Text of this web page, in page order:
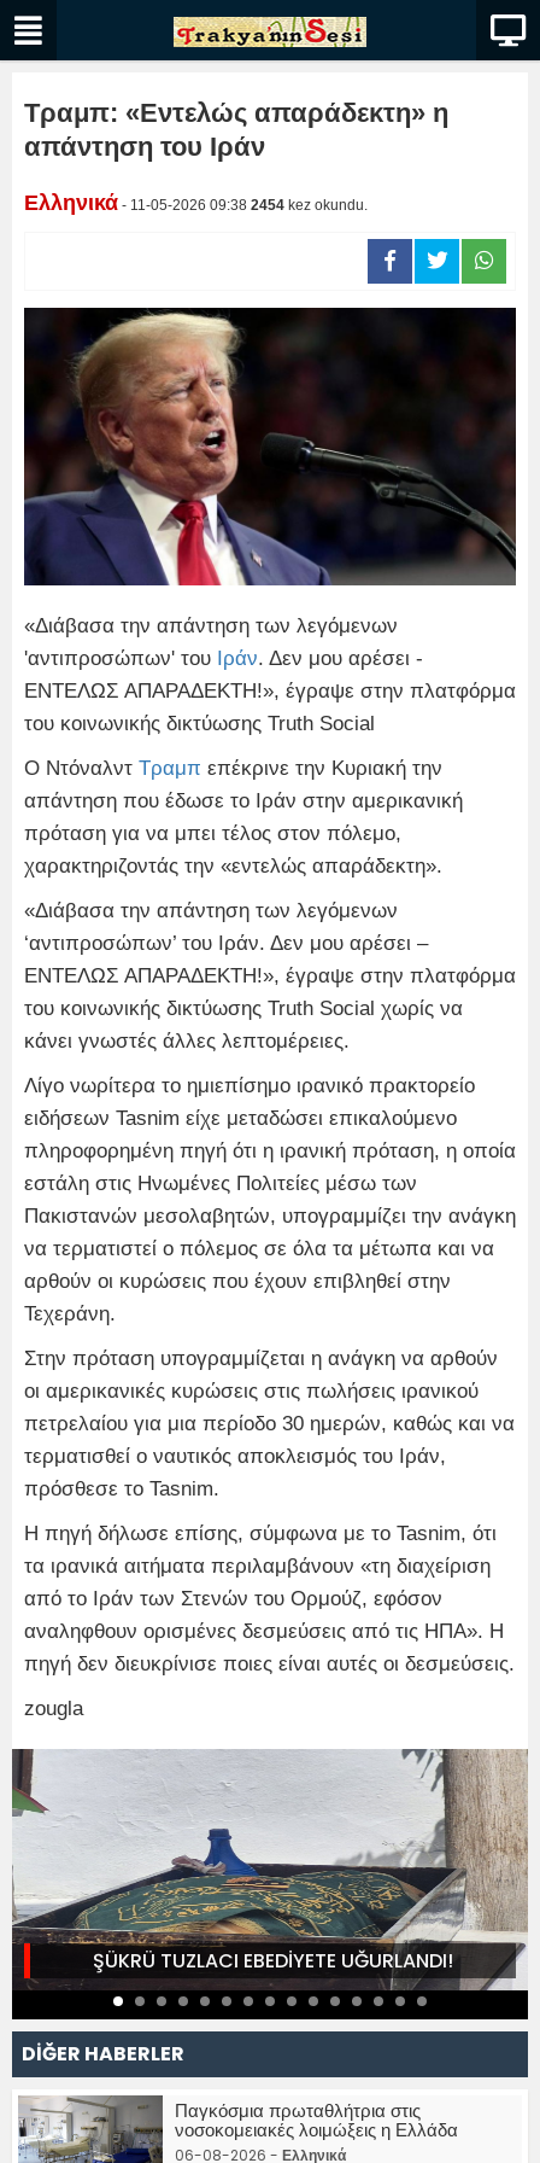
Τραμπ: «Εντελώς απαράδεκτη» η
απάντηση του Ιράν
Ελληνικά - 11-05-2026 09:38 2454 kez okundu.
«Διάβασα την απάντηση των λεγόμενων
'αντιπροσώπων' του Ιράν. Δεν μου αρέσει -
ΕΝΤΕΛΩΣ ΑΠΑΡΑΔΕΚΤΗ!», έγραψε στην πλατφόρμα
του κοινωνικής δικτύωσης Truth Social
Ο Ντόναλντ Τραμπ επέκρινε την Κυριακή την
απάντηση που έδωσε το Ιράν στην αμερικανική
πρόταση για να μπει τέλος στον πόλεμο,
χαρακτηριζοντάς την «εντελώς απαράδεκτη».
«Διάβασα την απάντηση των λεγόμενων
‘αντιπροσώπων’ του Ιράν. Δεν μου αρέσει –
ΕΝΤΕΛΩΣ ΑΠΑΡΑΔΕΚΤΗ!», έγραψε στην πλατφόρμα
του κοινωνικής δικτύωσης Truth Social χωρίς να
κάνει γνωστές άλλες λεπτομέρειες.
Λίγο νωρίτερα το ημιεπίσημο ιρανικό πρακτορείο
ειδήσεων Tasnim είχε μεταδώσει επικαλούμενο
πληροφορημένη πηγή ότι η ιρανική πρόταση, η οποία
εστάλη στις Ηνωμένες Πολιτείες μέσω των
Πακιστανών μεσολαβητών, υπογραμμίζει την ανάγκη
να τερματιστεί ο πόλεμος σε όλα τα μέτωπα και να
αρθούν οι κυρώσεις που έχουν επιβληθεί στην
Τεχεράνη.
Στην πρόταση υπογραμμίζεται η ανάγκη να αρθούν
οι αμερικανικές κυρώσεις στις πωλήσεις ιρανικού
πετρελαίου για μια περίοδο 30 ημερών, καθώς και να
τερματισθεί ο ναυτικός αποκλεισμός του Ιράν,
πρόσθεσε το Tasnim.
Η πηγή δήλωσε επίσης, σύμφωνα με το Tasnim, ότι
τα ιρανικά αιτήματα περιλαμβάνουν «τη διαχείριση
από το Ιράν των Στενών του Ορμούζ, εφόσον
αναληφθουν ορισμένες δεσμεύσεις από τις ΗΠΑ». Η
πηγή δεν διευκρίνισε ποιες είναι αυτές οι δεσμεύσεις.
zougla
ŞÜKRÜ TUZLACI EBEDİYETE UĞURLANDI!
DİĞER HABERLER
Παγκόσμια πρωταθλήτρια στις
νοσοκομειακές λοιμώξεις η Ελλάδα
06-08-2026 - Ελληνικά